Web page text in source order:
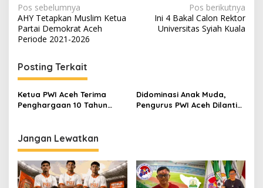
N
a
v
i
g
a
s
p
o
s
Pos sebelumnya
AHY Tetapkan Muslim Ketua
Partai Demokrat Aceh
Periode 2021-2026
Pos berikutnya
Ini 4 Bakal Calon Rektor
Universitas Syiah Kuala
Posting Terkait
Ketua PWI Aceh Terima
Penghargaan 10 Tahun
Didominasi Anak Muda,
Pengurus PWI Aceh Dilantik
Jangan Lewatkan